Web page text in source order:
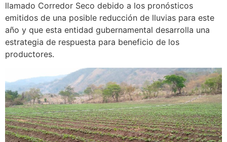
llamado Corredor Seco debido a los pronósticos
emitidos de una posible reducción de lluvias para este
año y que esta entidad gubernamental desarrolla una
estrategia de respuesta para beneficio de los
productores.